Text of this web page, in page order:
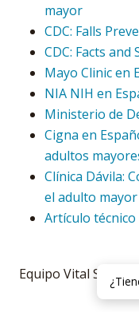
mayor
CDC: Falls
CDC: Facts and
Mayo Clinic en
NIA NIH en
Ministerio de
Cigna en
adultos
Clínica Dávila:
el adulto mayor
Artículo técnico
Equipo Vital Senior.